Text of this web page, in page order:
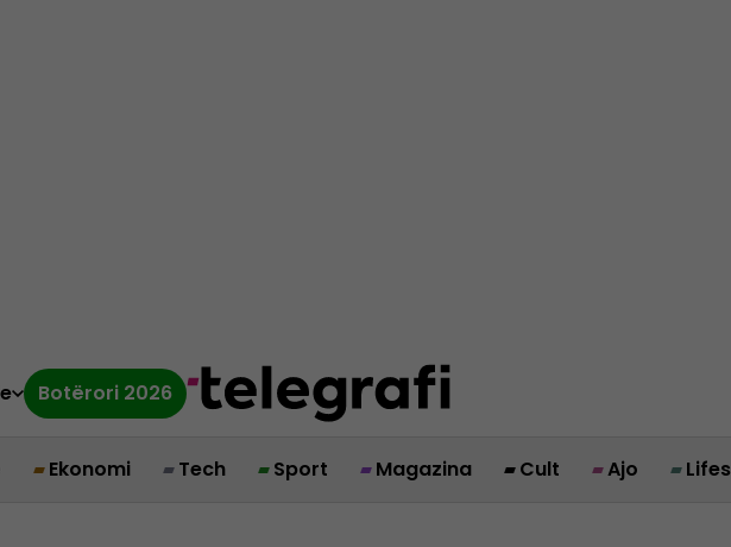
Botërori 2026
Ekonomi Tech Sport Magazina Cult Ajo